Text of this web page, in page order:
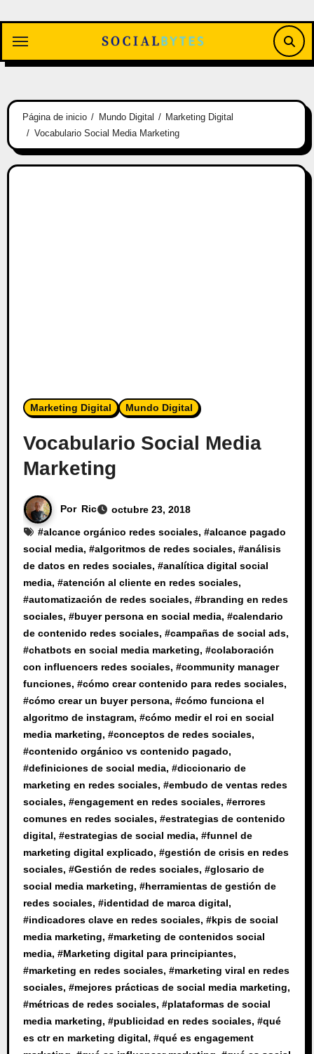
contenido
Página de inicio Mundo Digital
Marketing Digital
Vocabulario Social Media Marketing
Marketing Digital Mundo Digital
Vocabulario Social Media
Marketing
Por Ric
octubre 23, 2018
#alcance orgánico redes sociales, #alcance pagado
social media, #algoritmos de redes sociales, #análisis
de datos en redes sociales, #analítica digital social
media, #atención al cliente en redes sociales,
#automatización de redes sociales, #branding en redes
sociales, #buyer persona en social media, #calendario
de contenido redes sociales, #campañas de social ads,
#chatbots en social media marketing, #colaboración
con influencers redes sociales, #community manager
funciones, #cómo crear contenido para redes sociales,
#cómo crear un buyer persona, #cómo funciona el
algoritmo de instagram, #cómo medir el roi en social
media marketing, #conceptos de redes sociales,
#contenido orgánico vs contenido pagado,
#definiciones de social media, #diccionario de
marketing en redes sociales, #embudo de ventas redes
sociales, #engagement en redes sociales, #errores
comunes en redes sociales, #estrategias de contenido
digital, #estrategias de social media, #funnel de
marketing digital explicado, #gestión de crisis en redes
sociales, #Gestión de redes sociales, #glosario de
social media marketing, #herramientas de gestión de
redes sociales, #identidad de marca digital,
#indicadores clave en redes sociales, #kpis de social
media marketing, #marketing de contenidos social
media, #Marketing digital para principiantes,
#marketing en redes sociales, #marketing viral en redes
sociales, #mejores prácticas de social media marketing,
#métricas de redes sociales, #plataformas de social
media marketing, #publicidad en redes sociales, #qué
es ctr en marketing digital, #qué es engagement